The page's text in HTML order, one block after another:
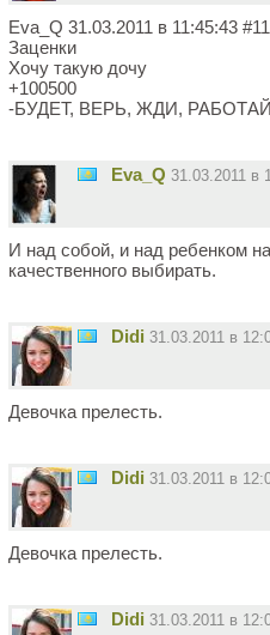
Eva_Q 31.03.2011 в 11:45:43
Заценки
Хочу такую дочу
+100500
-БУДЕТ, ВЕРЬ, ЖДИ,
Eva_Q 31.03.2011 в
И над собой, и над ребенком
качественного выбирать.
Didi 31.03.2011 в
Девочка прелесть.
Didi 31.03.2011 в
Девочка прелесть.
Didi 31.03.2011 в